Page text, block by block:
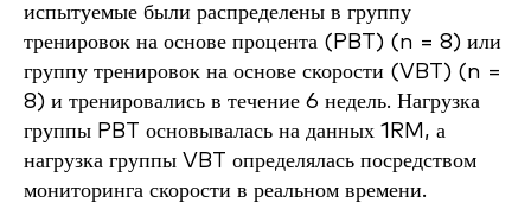
испытуемые были распределены в группу
тренировок на основе процента (PBT) (n = 8) или
группу тренировок на основе скорости (VBT) (n =
8) и тренировались в течение 6 недель. Нагрузка
группы PBT основывалась на данных 1RM, а
нагрузка группы VBT определялась посредством
мониторинга скорости в реальном времени.